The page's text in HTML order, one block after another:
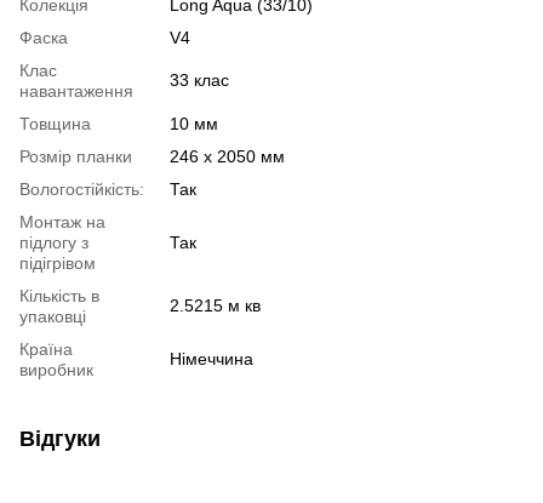
Колекція
Long Aqua (33/10)
Фаска
V4
Клас
навантаження
33 клас
Товщина
10 мм
Розмір планки
246 x 2050 мм
Вологостійкість:
Так
Монтаж на
підлогу з
підігрівом
Так
Кількість в
упаковці
2.5215 м кв
Країна
виробник
Німеччина
Відгуки